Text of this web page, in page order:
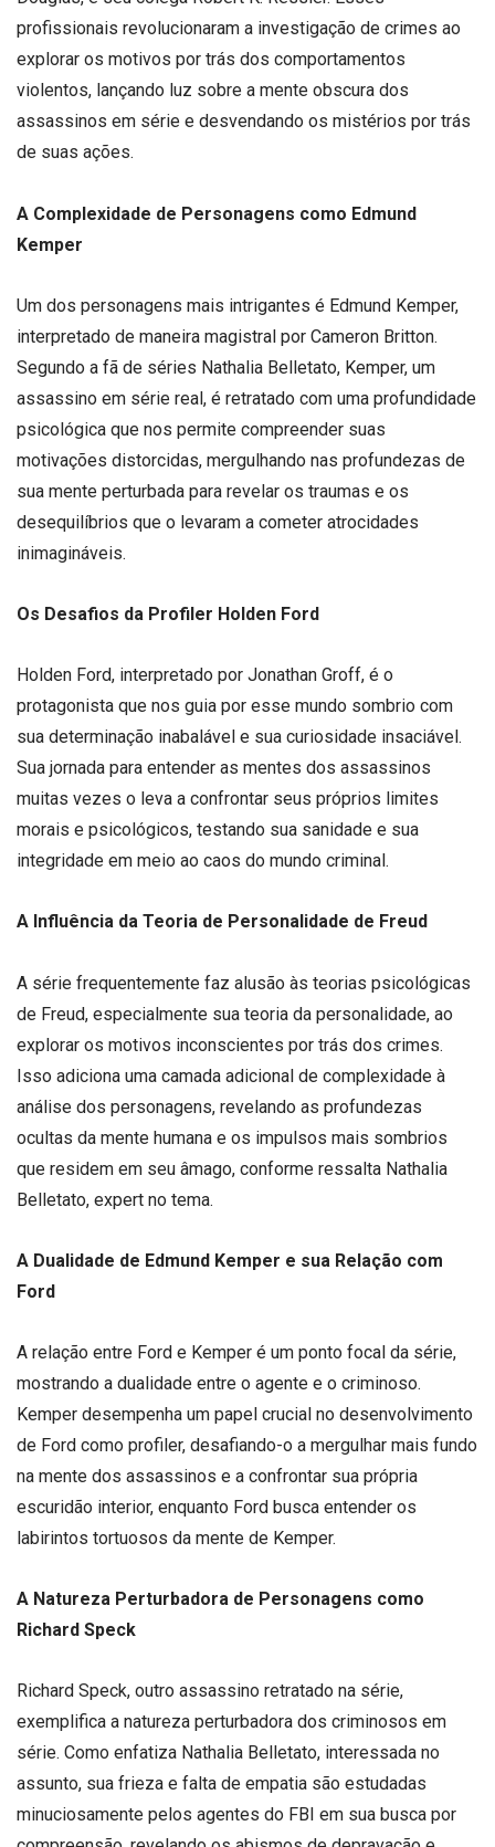
profissionais revolucionaram a investigação de crimes ao
explorar os motivos por trás dos comportamentos
violentos, lançando luz sobre a mente obscura dos
assassinos em série e desvendando os mistérios por trás
de suas ações.
A Complexidade de Personagens como Edmund
Kemper
Um dos personagens mais intrigantes é Edmund Kemper,
interpretado de maneira magistral por Cameron Britton.
Segundo a fã de séries Nathalia Belletato, Kemper, um
assassino em série real, é retratado com uma profundidade
psicológica que nos permite compreender suas
motivações distorcidas, mergulhando nas profundezas de
sua mente perturbada para revelar os traumas e os
desequilíbrios que o levaram a cometer atrocidades
inimagináveis.
Os Desafios da Profiler Holden Ford
Holden Ford, interpretado por Jonathan Groff, é o
protagonista que nos guia por esse mundo sombrio com
sua determinação inabalável e sua curiosidade insaciável.
Sua jornada para entender as mentes dos assassinos
muitas vezes o leva a confrontar seus próprios limites
morais e psicológicos, testando sua sanidade e sua
integridade em meio ao caos do mundo criminal.
A Influência da Teoria de Personalidade de Freud
A série frequentemente faz alusão às teorias psicológicas
de Freud, especialmente sua teoria da personalidade, ao
explorar os motivos inconscientes por trás dos crimes.
Isso adiciona uma camada adicional de complexidade à
análise dos personagens, revelando as profundezas
ocultas da mente humana e os impulsos mais sombrios
que residem em seu âmago, conforme ressalta Nathalia
Belletato, expert no tema.
A Dualidade de Edmund Kemper e sua Relação com
Ford
A relação entre Ford e Kemper é um ponto focal da série,
mostrando a dualidade entre o agente e o criminoso.
Kemper desempenha um papel crucial no desenvolvimento
de Ford como profiler, desafiando-o a mergulhar mais fundo
na mente dos assassinos e a confrontar sua própria
escuridão interior, enquanto Ford busca entender os
labirintos tortuosos da mente de Kemper.
A Natureza Perturbadora de Personagens como
Richard Speck
Richard Speck, outro assassino retratado na série,
exemplifica a natureza perturbadora dos criminosos em
série. Como enfatiza Nathalia Belletato, interessada no
assunto, sua frieza e falta de empatia são estudadas
minuciosamente pelos agentes do FBI em sua busca por